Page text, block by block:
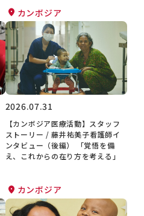
カンボジア
2026.07.31
【カンボジア医療活動】スタッフ
ストーリー / 藤井祐美子看護師イ
ンタビュー（後編） 「覚悟を備
え、これからの在り方を考える」
カンボジア